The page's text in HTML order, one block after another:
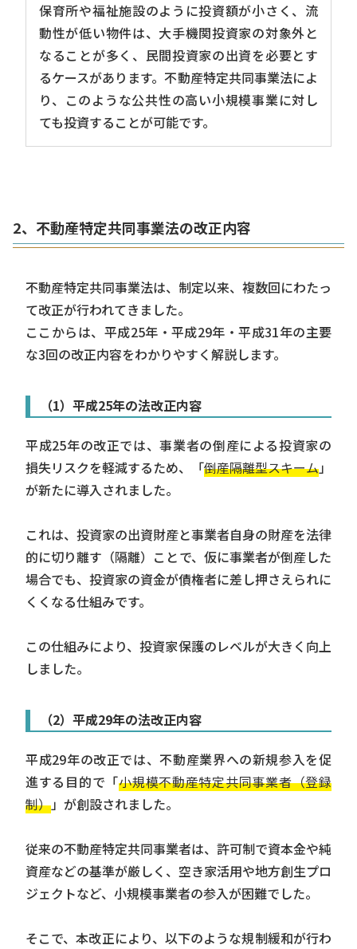
保育所や福祉施設のように投資額が小さく、流
動性が低い物件は、大手機関投資家の対象外と
なることが多く、民間投資家の出資を必要とす
るケースがあります。不動産特定共同事業法によ
り、このような公共性の高い小規模事業に対し
ても投資することが可能です。
2、不動産特定共同事業法の改正内容
不動産特定共同事業法は、制定以来、複数回にわたっ
て改正が行われてきました。
ここからは、平成25年・平成29年・平成31年の主要
な3回の改正内容をわかりやすく解説します。
（1）平成25年の法改正内容
平成25年の改正では、事業者の倒産による投資家の
損失リスクを軽減するため、「倒産隔離型スキーム」
が新たに導入されました。
これは、投資家の出資財産と事業者自身の財産を法律
的に切り離す（隔離）ことで、仮に事業者が倒産した
場合でも、投資家の資金が債権者に差し押さえられに
くくなる仕組みです。
この仕組みにより、投資家保護のレベルが大きく向上
しました。
（2）平成29年の法改正内容
平成29年の改正では、不動産業界への新規参入を促
進する目的で「小規模不動産特定共同事業者（登録
制）」が創設されました。
従来の不動産特定共同事業者は、許可制で資本金や純
資産などの基準が厳しく、空き家活用や地方創生プロ
ジェクトなど、小規模事業者の参入が困難でした。
そこで、本改正により、以下のような規制緩和が行わ